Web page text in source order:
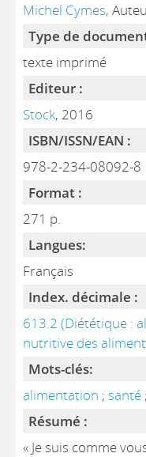
Michel Cymes,
Type de
texte imprimé
Editeur :
Stock, 2016
ISBN/ISSN/EAN :
978-2-234-08092-8
Format :
271 p.
Langues:
Français
Index. décimale :
613.2 (Diététique :
nutritive des
Mots-clés:
alimentation ;santé
Résumé :
« Je suis comme